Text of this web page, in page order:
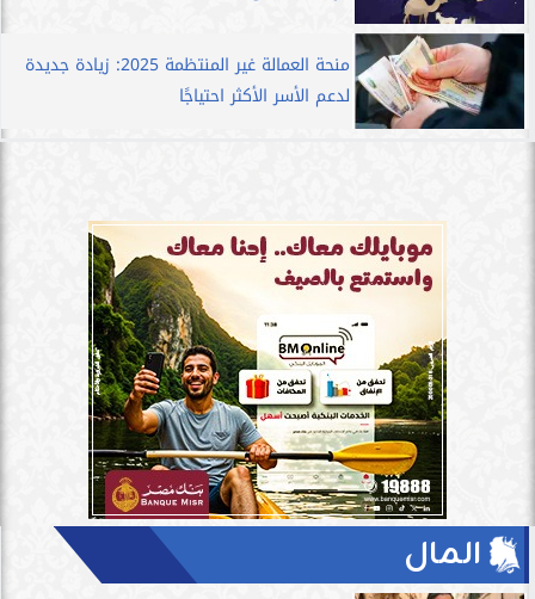
منحة العمالة غير المنتظمة 2025: زيادة جديدة
لدعم الأسر الأكثر احتياجًا
المال